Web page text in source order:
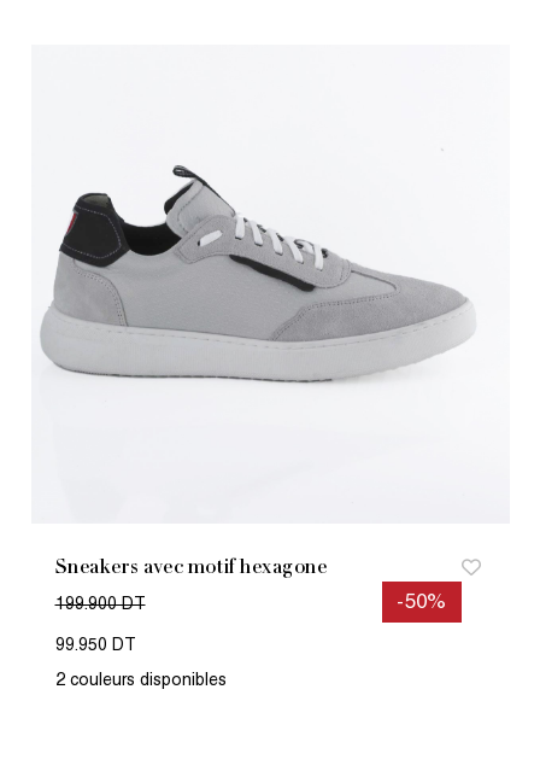
Sneakers avec motif hexagone
-50%
199.900 DT
99.950 DT
2 couleurs disponibles